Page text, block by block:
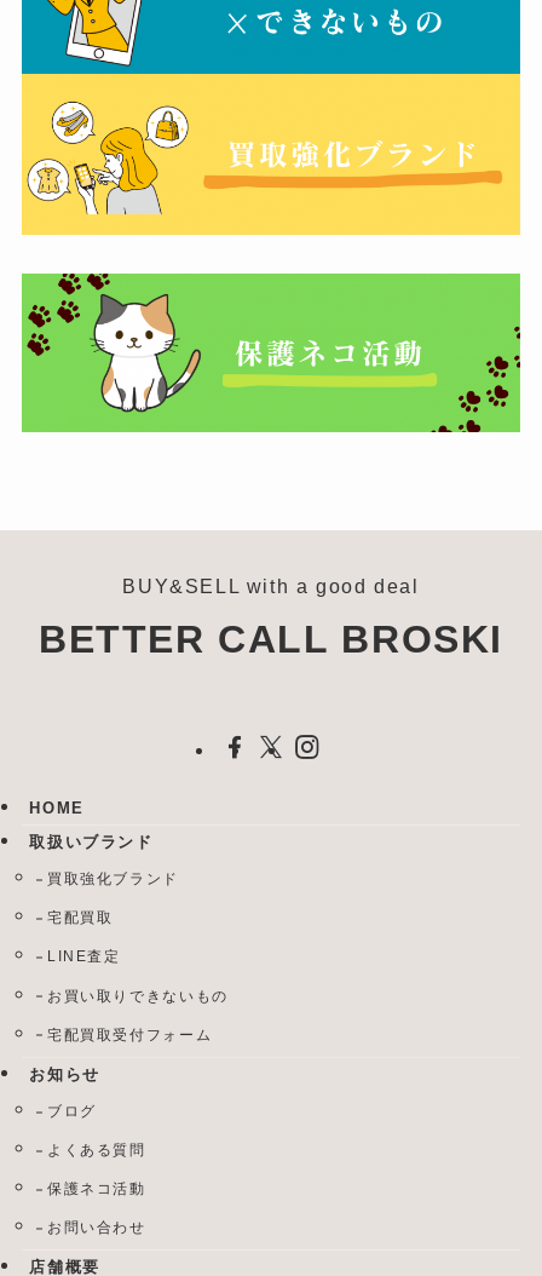
BUY&SELL with a good deal
BETTER CALL BROSKI
HOME
取扱いブランド
買取強化ブランド
宅配買取
LINE査定
お買い取りできないもの
宅配買取受付フォーム
お知らせ
ブログ
よくある質問
保護ネコ活動
お問い合わせ
店舗概要